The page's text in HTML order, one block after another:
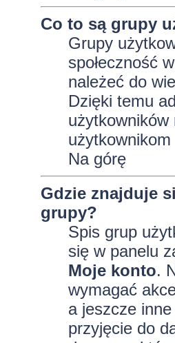
Co to są grupy
Grupy
społeczność
należeć do
Dzięki temu
użytkowników
Na górę
Gdzie znajduje
grupy?
Spis grup
się w panelu
Moje konto.
wymagać
a jeszcze
przyjęcie do